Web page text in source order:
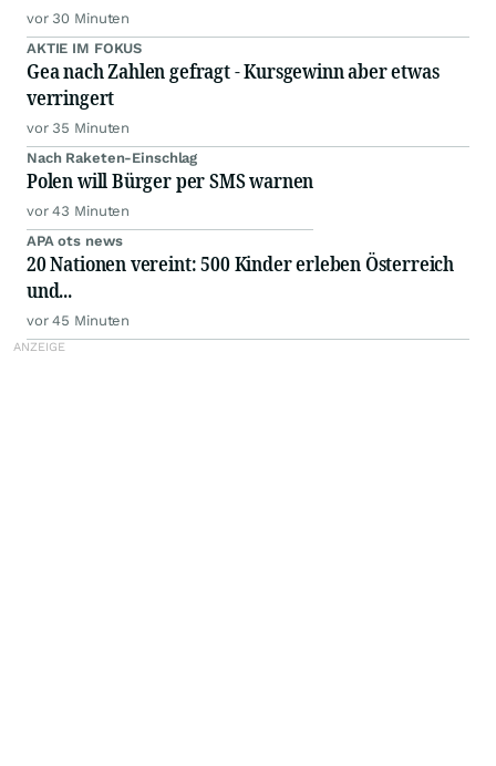
vor 30 Minuten
AKTIE IM FOKUS
Gea nach Zahlen gefragt - Kursgewinn aber etwas
verringert
vor 35 Minuten
Nach Raketen-Einschlag
Polen will Bürger per SMS warnen
vor 43 Minuten
APA ots news
20 Nationen vereint: 500 Kinder erleben Österreich
und...
vor 45 Minuten